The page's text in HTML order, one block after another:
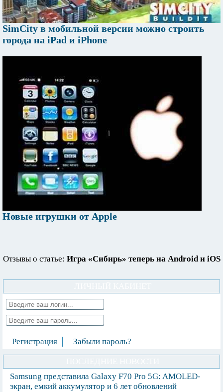
SimCity в мобильной версии можно строить
города на iPad и iPhone
Новые игрушки от Apple
Отзывы о статье: Игра «Сибирь» теперь на Android и iOS
Регистрация Забыли пароль?
Samsung представила Galaxy F70 Pro 5G: AMOLED-
экран, емкий аккумулятор и 6 лет обновлений